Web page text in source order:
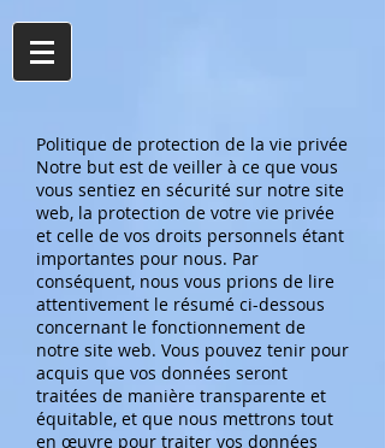
Politique de protection de la vie privée
Notre but est de veiller à ce que vous
vous sentiez en sécurité sur notre site
web, la protection de votre vie privée
et celle de vos droits personnels étant
importantes pour nous. Par
conséquent, nous vous prions de lire
attentivement le résumé ci-dessous
concernant le fonctionnement de
notre site web. Vous pouvez tenir pour
acquis que vos données seront
traitées de manière transparente et
équitable, et que nous mettrons tout
en œuvre pour traiter vos données